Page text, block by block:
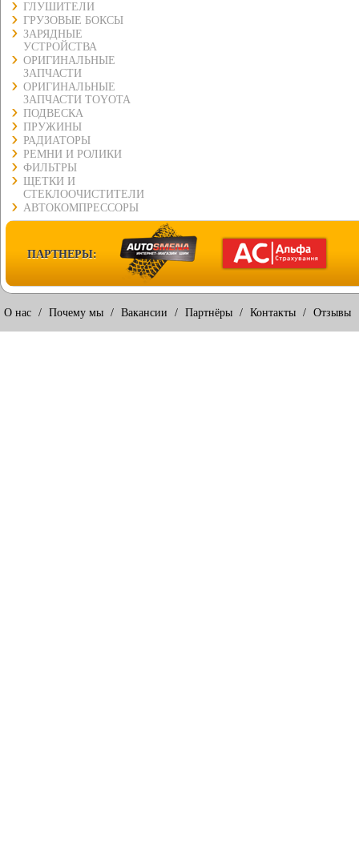
ГЛУШИТЕЛИ
ГРУЗОВЫЕ БОКСЫ
ЗАРЯДНЫЕ
УСТРОЙСТВА
ОРИГИНАЛЬНЫЕ
ЗАПЧАСТИ
ОРИГИНАЛЬНЫЕ
ЗАПЧАСТИ TOYOTA
ПОДВЕСКА
ПРУЖИНЫ
РАДИАТОРЫ
РЕМНИ И РОЛИКИ
ФИЛЬТРЫ
ЩЕТКИ И
СТЕКЛООЧИСТИТЕЛИ
АВТОКОМПРЕССОРЫ
ПАРТНЕРЫ:
О нас / Почему мы / Вакансии / Партнёры / Контакты / Отзывы